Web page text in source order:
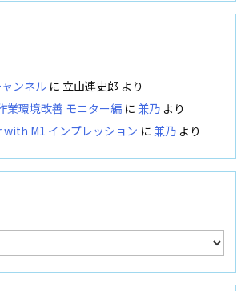
ンネル に 立山連史郎 より
環境改善 モニター編 に 兼乃 より
M1 インプレッション に 兼乃 より